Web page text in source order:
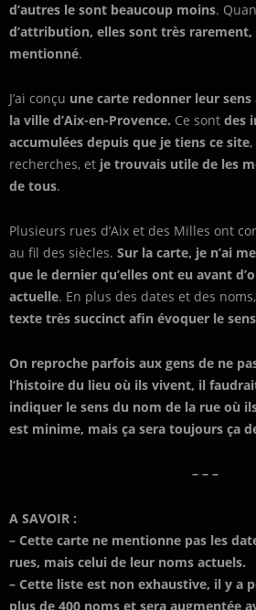
d’autres le sont beaucoup moins.
d’attribution, elles sont très rarement,
mentionné.
J’ai conçu une carte redonner leur
la ville d’Aix-en-Provence. Ce sont des
accumulées depuis que je tiens ce site
recherches, et je trouvais utile de les
de tous.
Plusieurs rues d’Aix et des Milles ont
au fil des siècles. Sur la carte, je n’ai
que le dernier qu’elles ont eu avant
actuelle. En plus des dates et des noms,
texte très succinct afin évoquer le
On reproche parfois aux gens de ne
l’histoire du lieu où ils vivent, il
indiquer le sens du nom de la rue où
est minime, mais ça sera toujours ça
– – –
A SAVOIR :
– Cette carte ne mentionne pas les
rues, mais celui de leur noms actuels.
– Cette liste est non exhaustive, il y a
plus de 400 noms et sera augmentée